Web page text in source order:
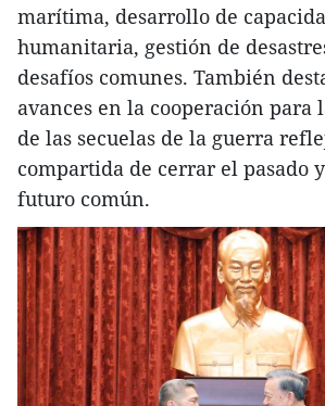
marítima, desarrollo de
humanitaria, gestión de
desafíos comunes. También
avances en la cooperación para
de las secuelas de la guerra
compartida de cerrar el pasado
futuro común.